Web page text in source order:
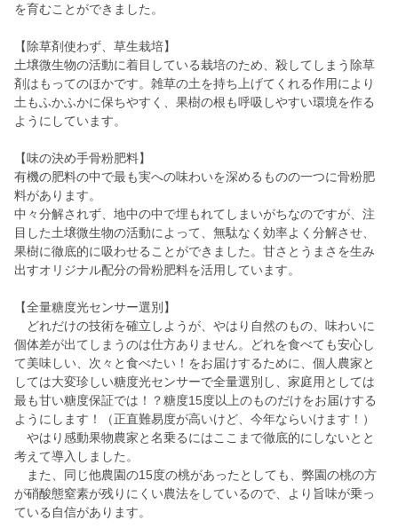
を育むことができました。
【除草剤使わず、草生栽培】
土壌微生物の活動に着目している栽培のため、殺してしまう除草
剤はもってのほかです。雑草の土を持ち上げてくれる作用により
土もふかふかに保ちやすく、果樹の根も呼吸しやすい環境を作る
ようにしています。
【味の決め手骨粉肥料】
有機の肥料の中で最も実への味わいを深めるものの一つに骨粉肥
料があります。
中々分解されず、地中の中で埋もれてしまいがちなのですが、注
目した土壌微生物の活動によって、無駄なく効率よく分解させ、
果樹に徹底的に吸わせることができました。甘さとうまさを生み
出すオリジナル配分の骨粉肥料を活用しています。
【全量糖度光センサー選別】
どれだけの技術を確立しようが、やはり自然のもの、味わいに
個体差が出てしまうのは仕方ありません。どれを食べても安心し
て美味しい、次々と食べたい！をお届けするために、個人農家と
しては大変珍しい糖度光センサーで全量選別し、家庭用としては
最も甘い糖度保証では！？糖度15度以上のものだけをお届けする
ようにします！（正直難易度が高いけど、今年ならいけます！）
やはり感動果物農家と名乗るにはここまで徹底的にしないとと
考えて導入しました。
また、同じ他農園の15度の桃があったとしても、弊園の桃の方
が硝酸態窒素が残りにくい農法をしているので、より旨味が乗っ
ている自信があります。